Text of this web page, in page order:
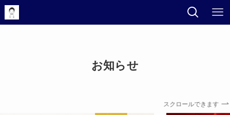
お知らせ
スクロールできます